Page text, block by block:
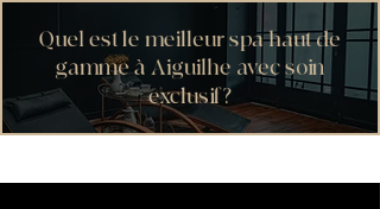
Quel est le meilleur spa haut de
gamme à Aiguilhe avec soin
exclusif ?